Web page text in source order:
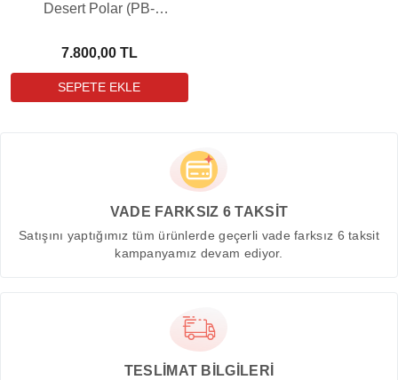
Desert Polar (PB-
7.800,00 TL
VADE FARKSIZ 6 TAKSİT
Satışını yaptığımız tüm ürünlerde geçerli vade farksız 6 taksit
kampanyamız devam ediyor.
TESLİMAT BİLGİLERİ